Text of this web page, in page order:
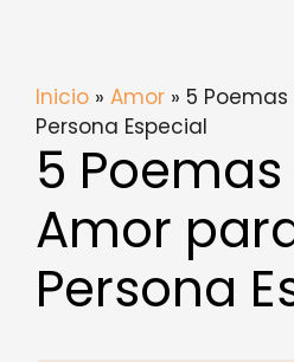
Inicio » Amor » 5
Persona Especial
5
Amor
Persona